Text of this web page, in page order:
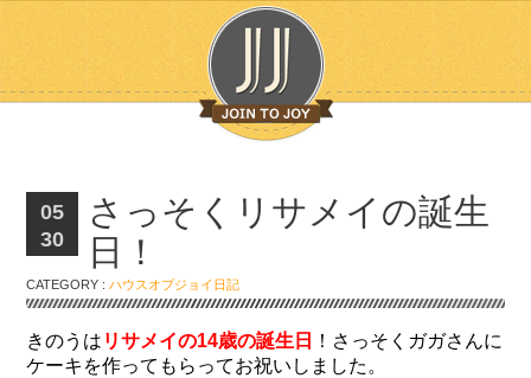
05
30
さっそくリサメイの誕生
日！
CATEGORY :ハウスオブジョイ日記
きのうは リサメイの14歳の誕生日
！さっそくガガさんに
ケーキを作ってもらってお祝いしました。